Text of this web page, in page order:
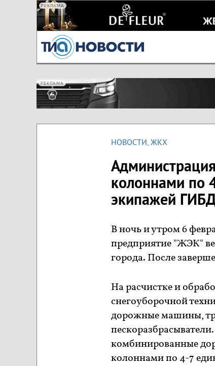
РЕКЛАМА
РЕКЛАМА
НОВОСТИ, ЖКХ
колоннами по
экипажей
В ночь и утром 6
предприятие "ЖЭК"
города. После
На расчистке и
снегоуборочной
дорожные машины,
комбинированные
колоннами по 4-7